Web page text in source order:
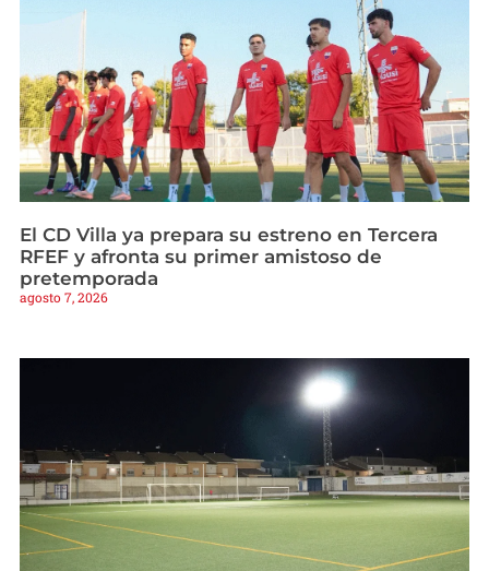
El CD Villa ya prepara su estreno en Tercera
RFEF y afronta su primer amistoso de
pretemporada
agosto 7, 2026